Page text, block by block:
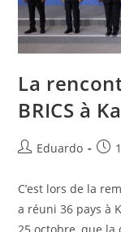
La
BRICS à
Eduardo
C’est lors de la
a réuni 36 pays à